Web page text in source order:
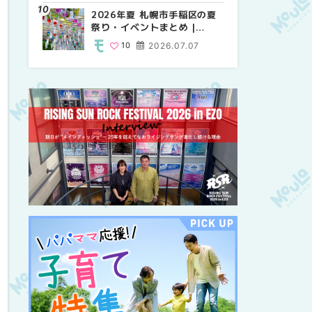
2026年夏 札幌市手稲区の夏
祭り・イベントまとめ |
MouLa HOKKAIDO
2026.07.07
10
2026年夏 恵庭市・千歳市の
夏祭り・イベントまとめ |
9
紹介！！ | MouLa
HOKKAIDO
2026年夏 札幌市豊平区の夏
祭り・イベントまとめ |
9